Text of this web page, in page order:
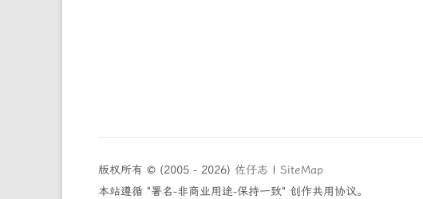
版权所有 © (2005 - 2026)佐仔志 |SiteMap
本站遵循 "署名-非商业用途-保持一致" 创作共用协议。